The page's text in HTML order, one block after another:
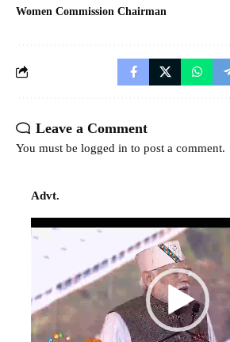
Women Commission Chairman
Leave a Comment
You must be logged in to post a comment.
Advt.
Video